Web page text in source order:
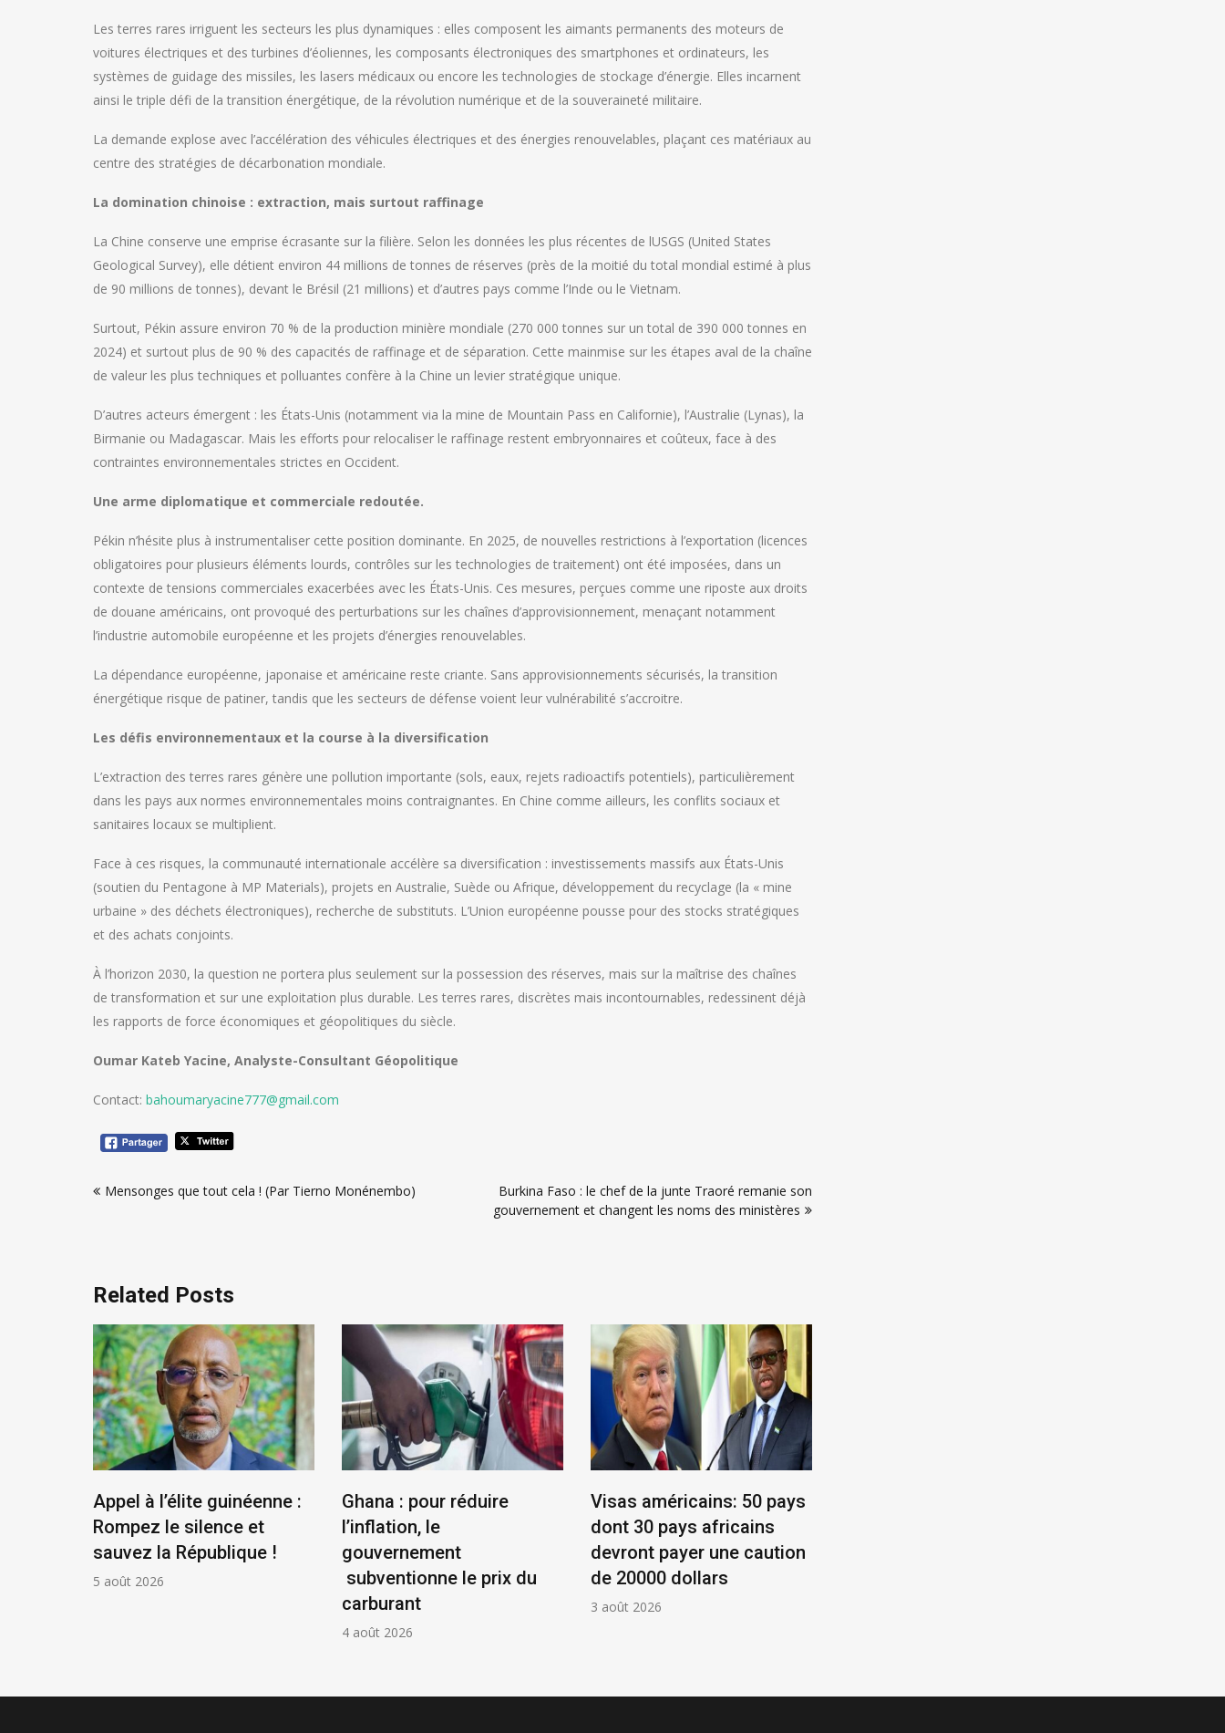
Les terres rares irriguent les secteurs les plus dynamiques : elles composent les aimants permanents des moteurs de
voitures électriques et des turbines d’éoliennes, les composants électroniques des smartphones et ordinateurs, les
systèmes de guidage des missiles, les lasers médicaux ou encore les technologies de stockage d’énergie. Elles incarnent
ainsi le triple défi de la transition énergétique, de la révolution numérique et de la souveraineté militaire.
La demande explose avec l’accélération des véhicules électriques et des énergies renouvelables, plaçant ces matériaux au
centre des stratégies de décarbonation mondiale.
La domination chinoise : extraction, mais surtout raffinage
La Chine conserve une emprise écrasante sur la filière. Selon les données les plus récentes de lUSGS (United States
Geological Survey), elle détient environ 44 millions de tonnes de réserves (près de la moitié du total mondial estimé à plus
de 90 millions de tonnes), devant le Brésil (21 millions) et d’autres pays comme l’Inde ou le Vietnam.
Surtout, Pékin assure environ 70 % de la production minière mondiale (270 000 tonnes sur un total de 390 000 tonnes en
2024) et surtout plus de 90 % des capacités de raffinage et de séparation. Cette mainmise sur les étapes aval de la chaîne
de valeur les plus techniques et polluantes confère à la Chine un levier stratégique unique.
D’autres acteurs émergent : les États-Unis (notamment via la mine de Mountain Pass en Californie), l’Australie (Lynas), la
Birmanie ou Madagascar. Mais les efforts pour relocaliser le raffinage restent embryonnaires et coûteux, face à des
contraintes environnementales strictes en Occident.
Une arme diplomatique et commerciale redoutée.
Pékin n’hésite plus à instrumentaliser cette position dominante. En 2025, de nouvelles restrictions à l’exportation (licences
obligatoires pour plusieurs éléments lourds, contrôles sur les technologies de traitement) ont été imposées, dans un
contexte de tensions commerciales exacerbées avec les États-Unis. Ces mesures, perçues comme une riposte aux droits
de douane américains, ont provoqué des perturbations sur les chaînes d’approvisionnement, menaçant notamment
l’industrie automobile européenne et les projets d’énergies renouvelables.
La dépendance européenne, japonaise et américaine reste criante. Sans approvisionnements sécurisés, la transition
énergétique risque de patiner, tandis que les secteurs de défense voient leur vulnérabilité s’accroitre.
Les défis environnementaux et la course à la diversification
L’extraction des terres rares génère une pollution importante (sols, eaux, rejets radioactifs potentiels), particulièrement
dans les pays aux normes environnementales moins contraignantes. En Chine comme ailleurs, les conflits sociaux et
sanitaires locaux se multiplient.
Face à ces risques, la communauté internationale accélère sa diversification : investissements massifs aux États-Unis
(soutien du Pentagone à MP Materials), projets en Australie, Suède ou Afrique, développement du recyclage (la « mine
urbaine » des déchets électroniques), recherche de substituts. L’Union européenne pousse pour des stocks stratégiques
et des achats conjoints.
À l’horizon 2030, la question ne portera plus seulement sur la possession des réserves, mais sur la maîtrise des chaînes
de transformation et sur une exploitation plus durable. Les terres rares, discrètes mais incontournables, redessinent déjà
les rapports de force économiques et géopolitiques du siècle.
Oumar Kateb Yacine, Analyste-Consultant Géopolitique
Contact: bahoumaryacine777@gmail.com
deMensonges que tout cela ! (Par Tierno Monénembo)
Burkina Faso : le chef de la junte Traoré remanie son
gouvernement et changent les noms des ministères
Related Posts
Appel à l’élite guinéenne :
Rompez le silence et
sauvez la République !
5 août 2026
Ghana : pour réduire
l’inflation, le
gouvernement
subventionne le prix du
carburant
4 août 2026
Visas américains: 50 pays
dont 30 pays africains
devront payer une caution
de 20000 dollars
3 août 2026